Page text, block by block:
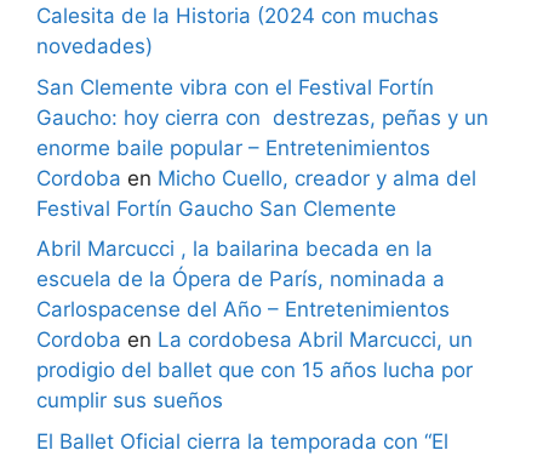
Calesita de la Historia (2024 con muchas
novedades)
San Clemente vibra con el Festival Fortín
Gaucho: hoy cierra con destrezas, peñas y un
enorme baile popular – Entretenimientos
Cordoba en Micho Cuello, creador y alma del
Festival Fortín Gaucho San Clemente
Abril Marcucci , la bailarina becada en la
escuela de la Ópera de París, nominada a
Carlospacense del Año – Entretenimientos
Cordoba en La cordobesa Abril Marcucci, un
prodigio del ballet que con 15 años lucha por
cumplir sus sueños
El Ballet Oficial cierra la temporada con “El